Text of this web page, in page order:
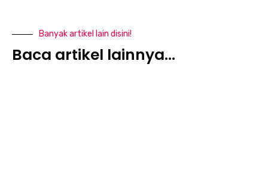
Banyak artikel lain disini!
Baca artikel lainnya...